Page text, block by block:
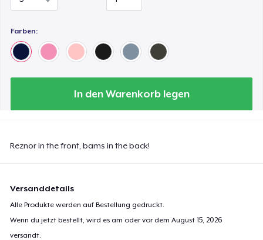
Farben:
In den Warenkorb legen
Reznor in the front, bams in the back!
Versanddetails
Alle Produkte werden auf Bestellung gedruckt.
Wenn du jetzt bestellt, wird es am oder vor demAugust 15, 2026
versandt.